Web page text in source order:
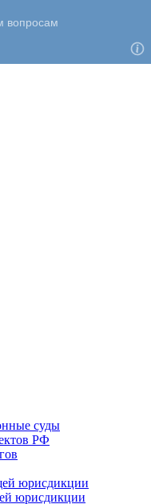
суды
РФ
юрисдикции
юрисдикции